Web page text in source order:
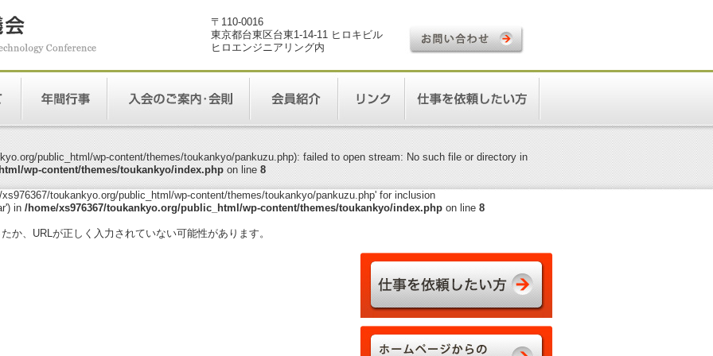
〒110-0016
東京都台東区台東1-14-11 ヒロキビル
ヒロエンジニアリング内
public_html/wp-content/themes/toukankyo/pankuzu.php): failed to open stream: No such file or directory in
wp-content/themes/toukankyo/index.phpon line8
toukankyo.org/public_html/wp-content/themes/toukankyo/pankuzu.php' for inclusion
in /home/xs976367/toukankyo.org/public_html/wp-content/themes/toukankyo/index.phpon line 8
か、URLが正しく入力されていない可能性があります。